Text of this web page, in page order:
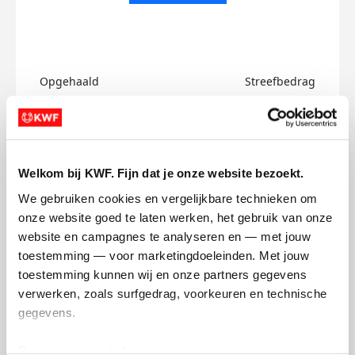
Welkom bij KWF. Fijn dat je onze website bezoekt.
We gebruiken cookies en vergelijkbare technieken om
onze website goed te laten werken, het gebruik van onze
website en campagnes te analyseren en — met jouw
toestemming — voor marketingdoeleinden. Met jouw
toestemming kunnen wij en onze partners gegevens
verwerken, zoals surfgedrag, voorkeuren en technische
gegevens.
Opgehaald Streefbedrag
Bente's badges